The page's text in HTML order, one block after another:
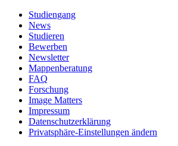
Studiengang
News
Studieren
Bewerben
Newsletter
Mappenberatung
FAQ
Forschung
Image Matters
Impressum
Datenschutzerklärung
Privatsphäre-Einstellungen ändern